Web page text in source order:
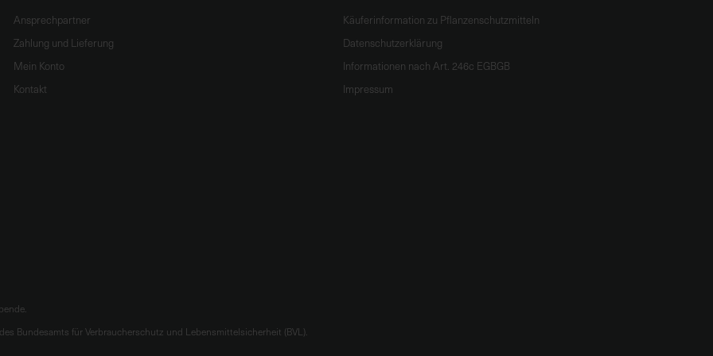
Ansprechpartner
Zahlung und Lieferung
Mein Konto
Kontakt
Käuferinformation zu Pflanzenschutzmitteln
Datenschutzerklärung
Informationen nach Art. 246c EGBGB
Impressum
Bundesamts für Verbraucherschutz und Lebensmittelsicherheit (BVL).